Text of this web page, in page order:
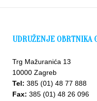
UDRUŽENJE OBRTNIKA
Trg Mažuranića 13
10000 Zagreb
Tel: 385 (01) 48 77 888
Fax: 385 (01) 48 26 096